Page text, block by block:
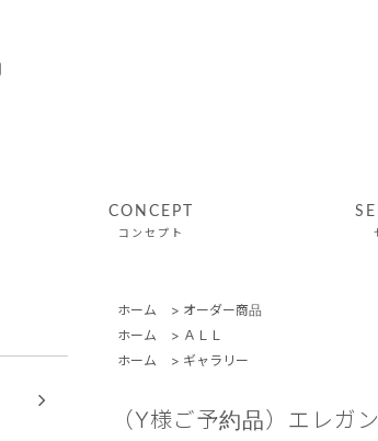
CONCEPT
コンセプト
ホーム > オーダー商品
ホーム
> ＡＬＬ
ホーム
> ギャラリー
（Y様ご予約品）エレ